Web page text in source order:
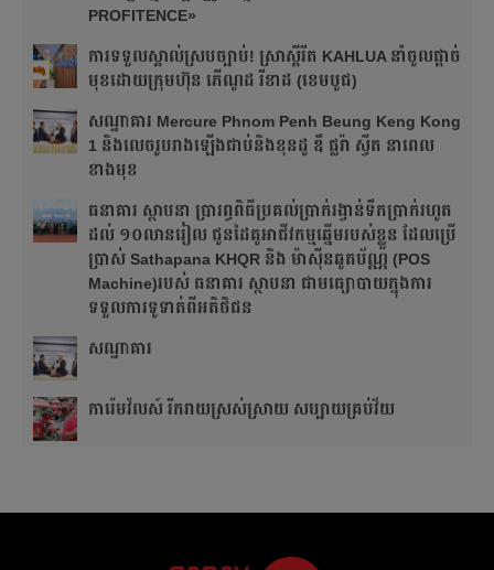
PROFITENCE»
ការទទួលស្គាល់ស្របច្បាប់! ស្រាស្ពីរីត KAHLUA នាំចូលផ្ដាច់
មុខដោយក្រុមហ៊ុន ភើណូដ រីខាដ (ខេមបូជ)
សណ្ឋាគារ Mercure Phnom Penh Beung Keng Kong
1 និងលេចរូបរាងឡើងជាប់និងខុនដូ ឌឹ ផ្លរ៉ា ស្វីត នាពេល
ខាងមុខ
ធនាគារ ស្ថាបនា ប្រារព្ធពិធីប្រគល់ប្រាក់រង្វាន់ទឹកប្រាក់រហូត
ដល់ ១០លានរៀល ជូនដៃគូអាជីវកម្មឆ្នើមរបស់ខ្លួន ដែលប្រើ
ប្រាស់ Sathapana KHQR និង ម៉ាស៊ីនឆូតប័ណ្ណ (POS
Machine)របស់ ធនាគារ ស្ថាបនា ជាមធ្យោបាយក្នុងការ
ទទួលការទូទាត់ពីអតិថិជន
សណ្ឋាគារ
ការ៉េមវ៉លស៍ រីករាយស្រស់ស្រាយ សប្បាយគ្រប់វ័យ